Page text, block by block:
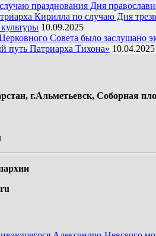
празднования Дня
Кирилла по случаю Дня
10.09.2025
Совета было заслушано
путь Патриарха Тихона» 10.04.2025
г.Альметьевск, Соборная